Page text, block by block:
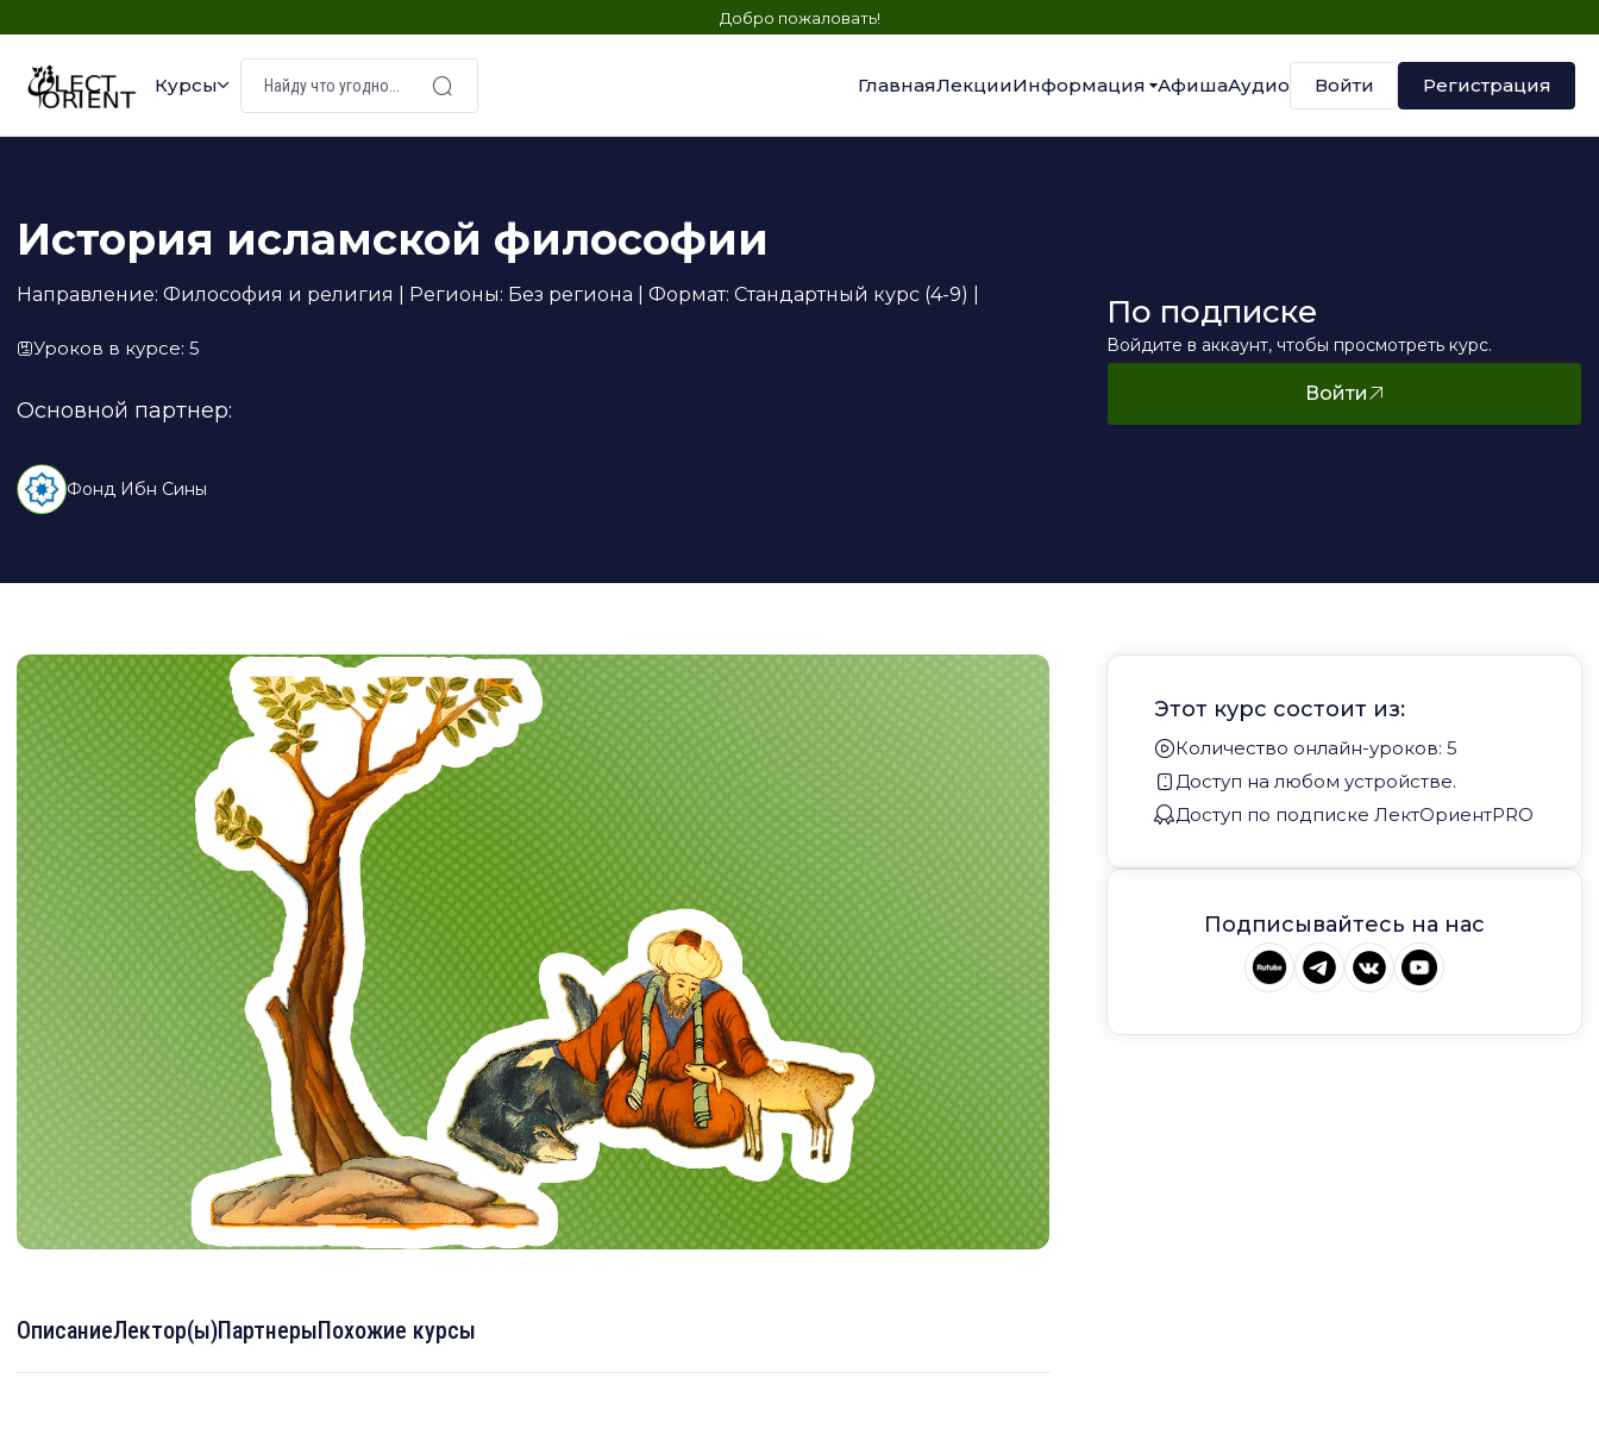
Добро пожаловать!
Курсы ГлавнаяЛекцииИнформация АфишаАудио Войти Регистрация
История исламской философии
Направление: Философия и религия | Регионы: Без региона | Формат: Стандартный курс (4-9) |
Уроков в курсе: 5
Основной партнер:
Фонд Ибн Сины
По подписке
Войдите в аккаунт, чтобы просмотреть курс.
Войти
ОписаниеЛектор(ы)ПартнерыПохожие курсы
Этот курс состоит из:
Количество онлайн-уроков: 5
Доступ на любом устройстве.
Доступ по подписке ЛектОриентPRO
Подписывайтесь на нас